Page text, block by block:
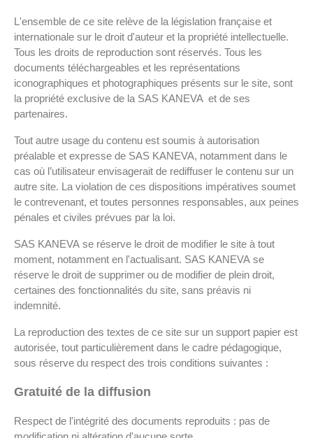
L'ensemble de ce site relève de la législation française et
internationale sur le droit d'auteur et la propriété intellectuelle.
Tous les droits de reproduction sont réservés. Tous les
documents téléchargeables et les représentations
iconographiques et photographiques présents sur le site, sont
la propriété exclusive de la SAS KANEVA et de ses
partenaires.
Tout autre usage du contenu est soumis à autorisation
préalable et expresse de SAS KANEVA, notamment dans le
cas où l’utilisateur envisagerait de rediffuser le contenu sur un
autre site. La violation de ces dispositions impératives soumet
le contrevenant, et toutes personnes responsables, aux peines
pénales et civiles prévues par la loi.
SAS KANEVA se réserve le droit de modifier le site à tout
moment, notamment en l'actualisant. SAS KANEVA se
réserve le droit de supprimer ou de modifier de plein droit,
certaines des fonctionnalités du site, sans préavis ni
indemnité.
La reproduction des textes de ce site sur un support papier est
autorisée, tout particulièrement dans le cadre pédagogique,
sous réserve du respect des trois conditions suivantes :
Gratuité de la diffusion
Respect de l'intégrité des documents reproduits : pas de